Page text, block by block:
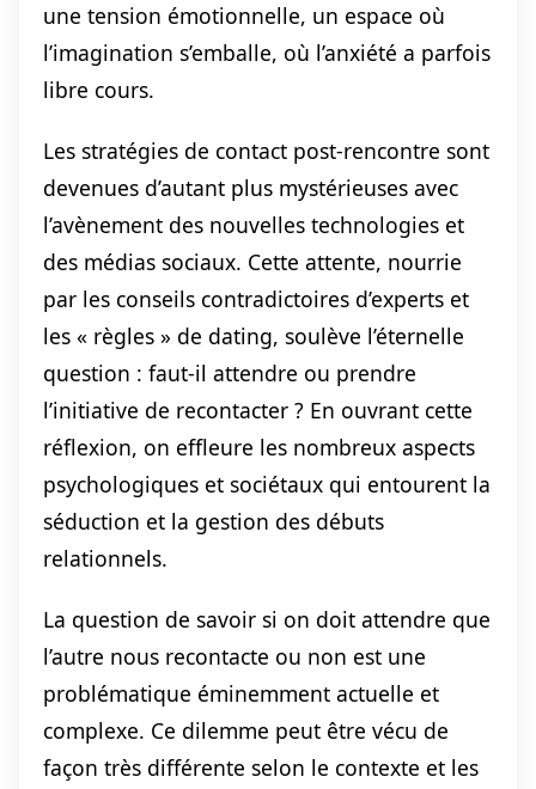
une tension émotionnelle, un espace où
l’imagination s’emballe, où l’anxiété a parfois
libre cours.
Les stratégies de contact post-rencontre sont
devenues d’autant plus mystérieuses avec
l’avènement des nouvelles technologies et
des médias sociaux. Cette attente, nourrie
par les conseils contradictoires d’experts et
les « règles » de dating, soulève l’éternelle
question : faut-il attendre ou prendre
l’initiative de recontacter ? En ouvrant cette
réflexion, on effleure les nombreux aspects
psychologiques et sociétaux qui entourent la
séduction et la gestion des débuts
relationnels.
La question de savoir si on doit attendre que
l’autre nous recontacte ou non est une
problématique éminemment actuelle et
complexe. Ce dilemme peut être vécu de
façon très différente selon le contexte et les